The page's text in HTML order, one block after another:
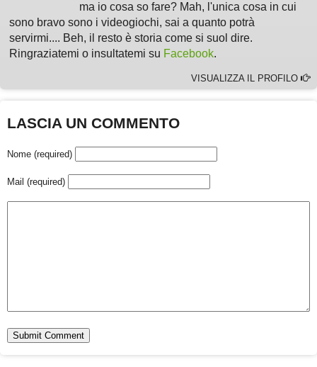
ma io cosa so fare? Mah, l'unica cosa in cui
sono bravo sono i videogiochi, sai a quanto potrà
servirmi.... Beh, il resto è storia come si suol dire.
Ringraziatemi o insultatemi su Facebook.
VISUALIZZA IL PROFILO
LASCIA UN COMMENTO
Nome (required)
Mail (required)